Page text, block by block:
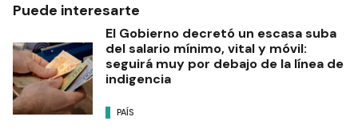
Puede interesarte
El Gobierno decretó un escasa suba
del salario mínimo, vital y móvil:
seguirá muy por debajo de la línea de
indigencia
PAÍS